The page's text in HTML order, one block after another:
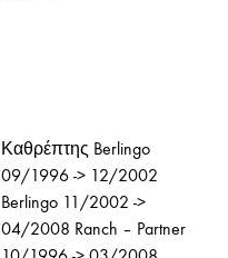
Καθρέπτης Berlingo
09/1996 -> 12/2002
Berlingo 11/2002 ->
04/2008 Ranch – Partner